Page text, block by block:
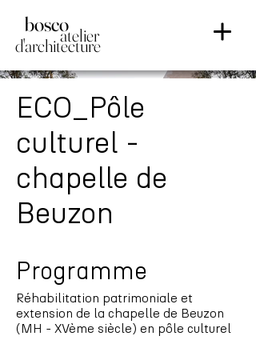
bosco
atelier
d'architecture
ECO_Pôle
culturel -
chapelle de
Beuzon
Programme
Réhabilitation patrimoniale et
extension de la chapelle de Beuzon
(MH - XVème siècle) en pôle culturel